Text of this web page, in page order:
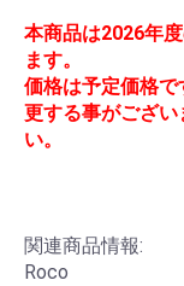
本商品は2026年
ます。
価格は予定価格
更する事がござ
い。
関連商品情報:
Roco